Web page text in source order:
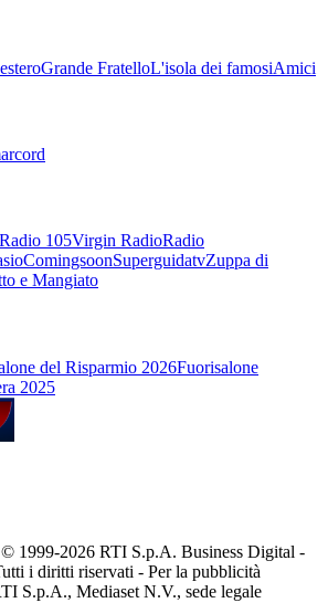
Grande FratelloL'isola dei famosiAmici
Radio 105Virgin RadioRadio
ComingsoonSuperguidatvZuppa di
e Mangiato
del Risparmio 2026Fuorisalone
2025
1999-2026 RTI S.p.A. Business Digital -
i diritti riservati - Per la pubblicità
S.p.A., Mediaset N.V., sede legale